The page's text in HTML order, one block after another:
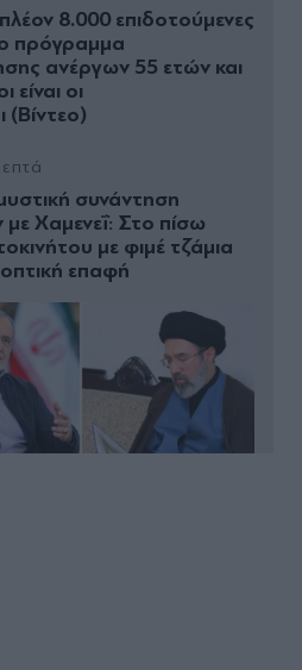
8.000 επιδοτούμενες
πρόγραμμα
ανέργων 55 ετών και
είναι οι
(Βίντεο)
συνάντηση
με Χαμενεΐ: Στο πίσω
με φιμέ τζάμια
επαφή